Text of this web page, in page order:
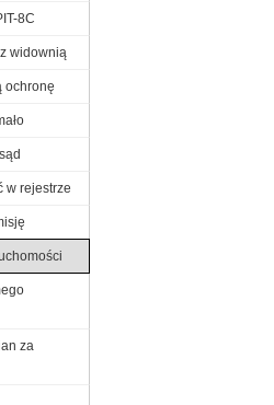
8C
widownią
ochronę
w rejestrze
za